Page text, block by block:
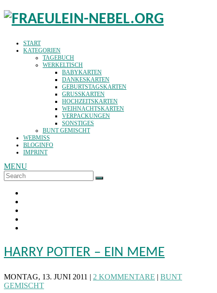
START
KATEGORIEN
TAGEBUCH
WERKELTISCH
BABYKARTEN
DANKESKARTEN
GEBURTSTAGSKARTEN
GRUSSKARTEN
HOCHZEITSKARTEN
WEIHNACHTSKARTEN
VERPACKUNGEN
SONSTIGES
BUNT GEMISCHT
WEBMISS
BLOGINFO
IMPRINT
MENU
Search
for:
SEARCH
HARRY POTTER – EIN MEME
MONTAG, 13. JUNI 2011 | 2 KOMMENTARE | BUNT
GEMISCHT